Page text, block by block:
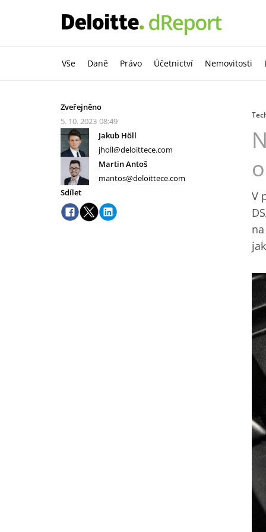
Vše Daně Právo Účetnictví Nemovitosti
Zveřejněno
5. 10. 2023 08:49
Jakub Höll
jholl@deloittece.com
Martin Antoš
mantos@deloittece.com
Sdílet
V